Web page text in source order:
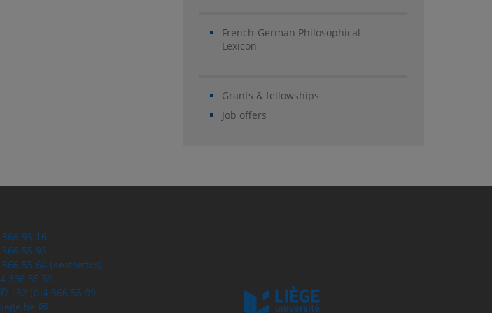
French-German Philosophical
Lexicon
Grants & fellowships
Job offers
95 16
55 93
55 64 (aesthetics)
366 55 59
+32 (0)4 366 55 99